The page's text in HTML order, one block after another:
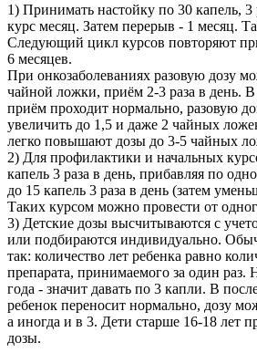
1) Принимать настойку по 30 капель, 3
курс месяц. Затем перерыв - 1 месяц.
Следующий цикл курсов повторяют
6 месяцев.
При онкозаболеваниях разовую дозу
чайной ложки, приём 2-3 раза в день.
приём проходит нормально, разовую
увеличить до 1,5 и даже 2 чайных
легко повышают дозы до 3-5 чайных
2) Для профилактики и начальных
капель 3 раза в день, прибавляя по
до 15 капель 3 раза в день (затем
Таких курсом можно провести от
3) Детские дозы высчитываются с
или подбираются индивидуально.
так: количество лет ребенка равно
препарата, принимаемого за один раз.
года - значит давать по 3 капли. В
ребенок переносит нормально, дозу
а иногда и в 3. Дети старше 16-18 лет
дозы.